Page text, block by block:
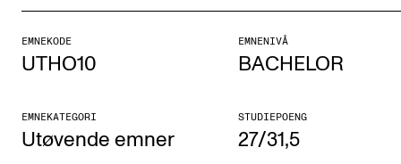
Doktorgrad
Årsstudium og videreutdanning
Etterutdanning og kurs
EMNEKODE
UTHO10
EMNENIVÅ
BACHELOR
EMNEKATEGORI
Utøvende emner
STUDIEPOENG
27/31,5